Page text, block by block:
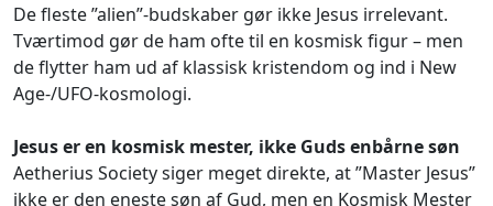
De fleste ”alien”-budskaber gør ikke Jesus irrelevant.
Tværtimod gør de ham ofte til en kosmisk figur – men
de flytter ham ud af klassisk kristendom og ind i New
Age-/UFO-kosmologi.
Jesus er en kosmisk mester, ikke Guds enbårne søn
Aetherius Society siger meget direkte, at ”Master Jesus”
ikke er den eneste søn af Gud, men en Kosmisk Mester